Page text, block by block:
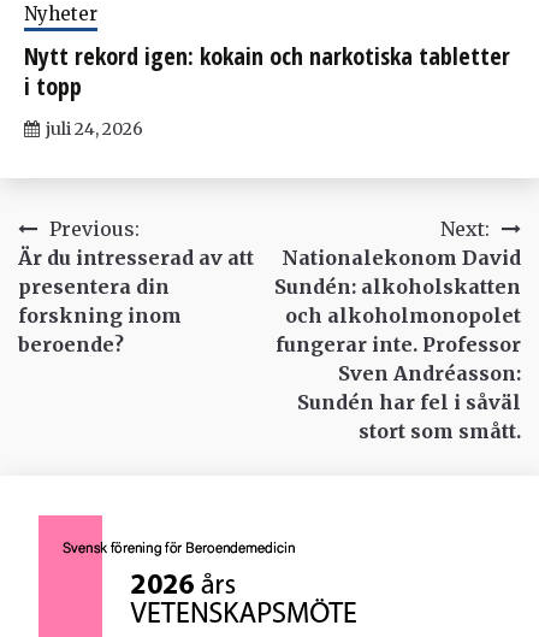
Nyheter
Nytt rekord igen: kokain och narkotiska tabletter
i topp
juli 24, 2026
Inläggsnavigering
Previous:
Är du intresserad av att
presentera din
forskning inom
beroende?
Next:
Nationalekonom David
Sundén: alkoholskatten
och alkoholmonopolet
fungerar inte. Professor
Sven Andréasson:
Sundén har fel i såväl
stort som smått.